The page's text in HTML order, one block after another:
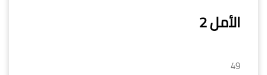
الأمل 2
49